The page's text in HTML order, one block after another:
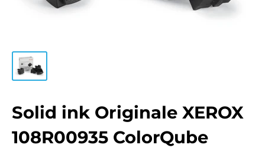
Solid ink Originale XEROX
108R00935 ColorQube